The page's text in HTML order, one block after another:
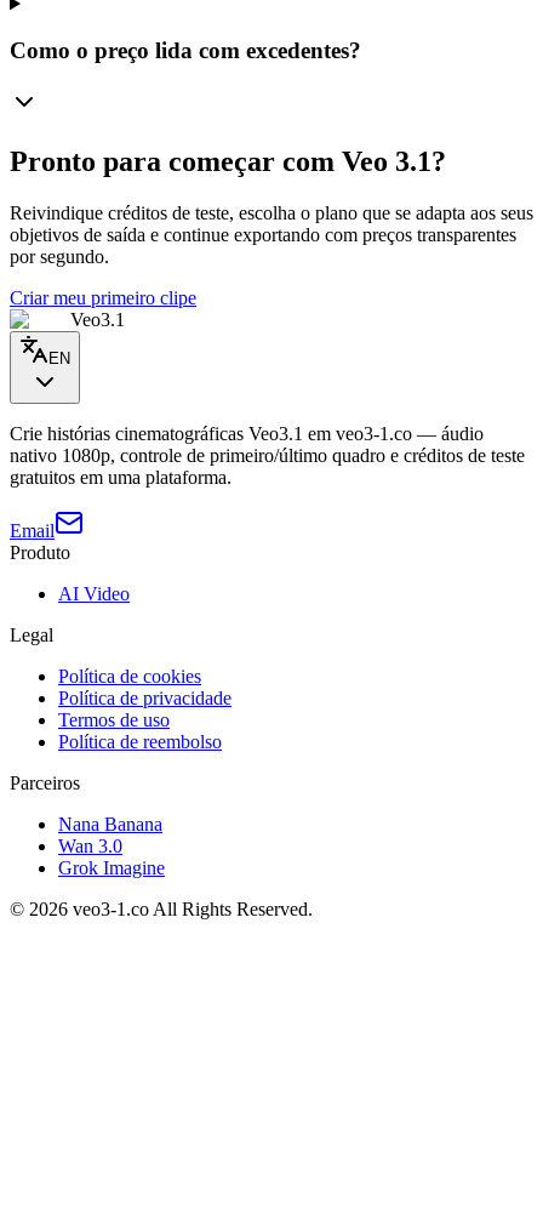
Como o preço lida com excedentes?
Pronto para começar com Veo 3.1?
Reivindique créditos de teste, escolha o plano que se adapta aos seus
objetivos de saída e continue exportando com preços transparentes
por segundo.
Criar meu primeiro clipe
Veo3.1
EN
Crie histórias cinematográficas Veo3.1 em veo3-1.co — áudio
nativo 1080p, controle de primeiro/último quadro e créditos de teste
gratuitos em uma plataforma.
Email
Produto
AI Video
Legal
Política de cookies
Política de privacidade
Termos de uso
Política de reembolso
Parceiros
Nana Banana
Wan 3.0
Grok Imagine
© 2026 veo3-1.co All Rights Reserved.